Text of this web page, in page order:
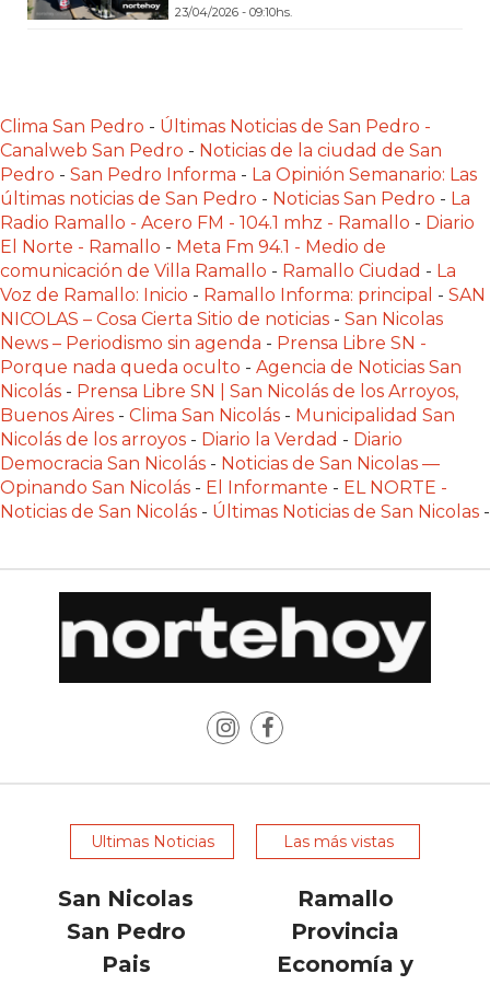
LAS
VENDER
POR
WHATSAPP
SIN
PAGAR
COMISIÓN
CREAR
ONLINE
SIN
COMISIÓN
POR
VENTA
POR
VEZ
MÁS
GASTRONÓMICOS
PEDIDOS
MEJOR
POR
WHATSAPP
23/04/2026 - 09:10hs.
Clima San Pedro - Últimas Noticias de San Pedro -
Canalweb San Pedro - Noticias de la ciudad de San
Pedro - San Pedro Informa - La Opinión Semanario: Las
últimas noticias de San Pedro - Noticias San Pedro - La
Radio Ramallo - Acero FM - 104.1 mhz - Ramallo - Diario
El Norte - Ramallo - Meta Fm 94.1 - Medio de
comunicación de Villa Ramallo - Ramallo Ciudad - La
Voz de Ramallo: Inicio - Ramallo Informa: principal - SAN
NICOLAS – Cosa Cierta Sitio de noticias - San Nicolas
News – Periodismo sin agenda - Prensa Libre SN -
Porque nada queda oculto - Agencia de Noticias San
Nicolás - Prensa Libre SN | San Nicolás de los Arroyos,
Buenos Aires - Clima San Nicolás - Municipalidad San
Nicolás de los arroyos - Diario la Verdad - Diario
Democracia San Nicolás - Noticias de San Nicolas —
Opinando San Nicolás - El Informante - EL NORTE -
Noticias de San Nicolás - Últimas Noticias de San Nicolas -
Ultimas Noticias Las más vistas
San Nicolas
Ramallo
San Pedro
Provincia
Pais
Economía y